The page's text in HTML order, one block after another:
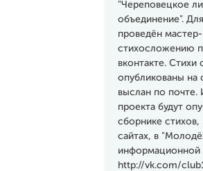
"Череповецкое
объединение".
проведён
стихосложению
вконтакте. Стихи
опубликованы на
выслан по
проекта будут
сборнике
сайтах, в
информационной
http://vk.com/